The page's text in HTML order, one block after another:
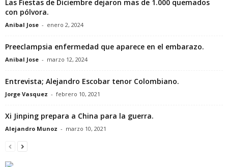
Las Fiestas de Diciembre dejaron mas de 1.000 quemados
con pólvora.
Anibal Jose - enero 2, 2024
Preeclampsia enfermedad que aparece en el embarazo.
Anibal Jose - marzo 12, 2024
Entrevista; Alejandro Escobar tenor Colombiano.
Jorge Vasquez - febrero 10, 2021
Xi Jinping prepara a China para la guerra.
Alejandro Munoz - marzo 10, 2021